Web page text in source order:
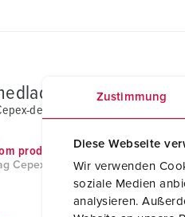
Zustimmung
Diese Webseite
Wir verwenden
soziale Medien
analysieren.
design, vit aluminium 4479
produkten
Cepex-design, vit